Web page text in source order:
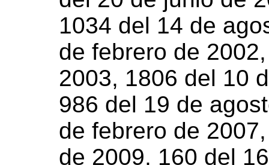
1034 del 14 de
de febrero de
2003, 1806 del 10
986 del 19 de
de febrero de
de 2009, 160 del